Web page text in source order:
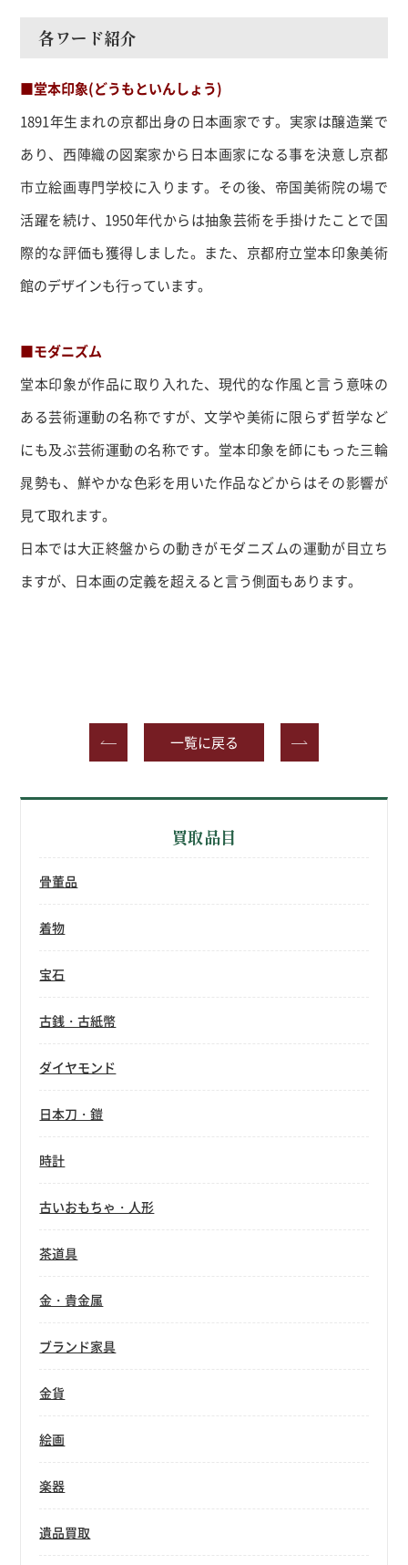
各ワード紹介
■堂本印象(どうもといんしょう)
1891年生まれの京都出身の日本画家です。実家は醸造業で
あり、西陣織の図案家から日本画家になる事を決意し京都
市立絵画専門学校に入ります。その後、帝国美術院の場で
活躍を続け、 1950年代からは抽象芸術を手掛けたことで国
際的な評価も獲得しました。また、京都府立堂本印象美術
館のデザインも行っています。
■モダニズム
堂本印象が作品に取り入れた、現代的な作風と言う意味の
ある芸術運動の名称ですが、文学や美術に限らず哲学など
にも及ぶ芸術運動の名称です。堂本印象を師にもった三輪
晁勢も、鮮やかな色彩を用いた作品などからはその影響が
見て取れます。
日本では大正終盤からの動きがモダニズムの運動が目立ち
ますが、日本画の定義を超えると言う側面もあります。
一覧に戻る
買取品目
骨董品
着物
宝石
古銭・古紙幣
ダイヤモンド
日本刀・鎧
時計
古いおもちゃ・人形
茶道具
金・貴金属
ブランド家具
金貨
絵画
楽器
遺品買取